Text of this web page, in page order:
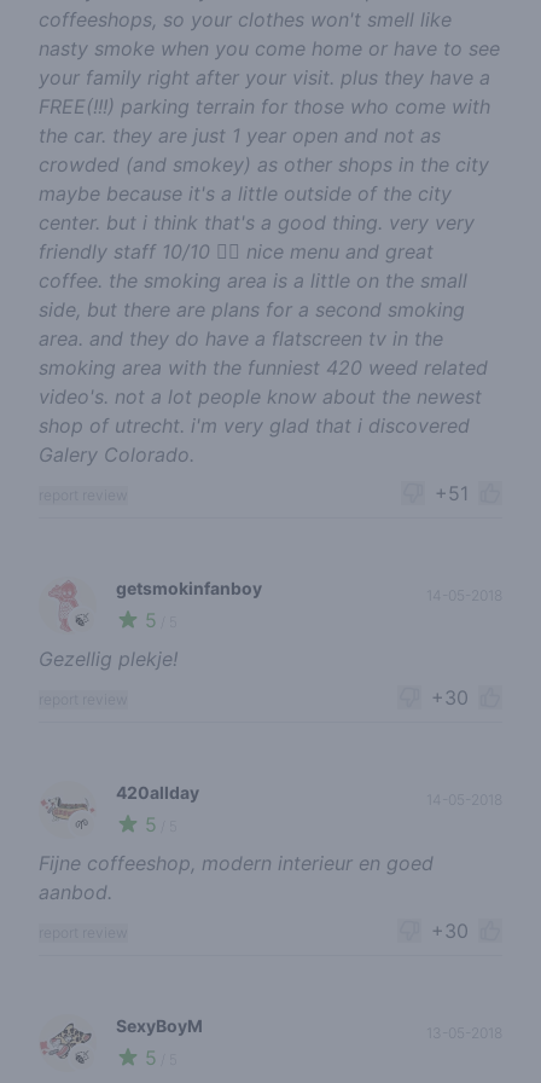
coffeeshops, so your clothes won't smell like
nasty smoke when you come home or have to see
your family right after your visit. plus they have a
FREE(!!!) parking terrain for those who come with
the car. they are just 1 year open and not as
crowded (and smokey) as other shops in the city
maybe because it's a little outside of the city
center. but i think that's a good thing. very very
friendly staff 10/10 👌🏻 nice menu and great
coffee. the smoking area is a little on the small
side, but there are plans for a second smoking
area. and they do have a flatscreen tv in the
smoking area with the funniest 420 weed related
video's. not a lot people know about the newest
shop of utrecht. i'm very glad that i discovered
Galery Colorado.
+51
🍃
getsmokinfanboy
5
Gezellig plekje!
+30
🌱
420allday
5
Fijne coffeeshop, modern interieur en goed
aanbod.
+30
🍃
SexyBoyM
5
13-05-2018